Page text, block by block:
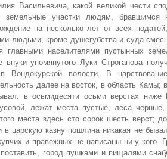
Васильевича, какой великой чести
земельные участки людям, бравшимся
на несколько лет от всех
людьми, кроме душегубства и суда
главными населителями пустынных
внуки упомянутого Луки Строганова
Вондокурской волости. В
далее на восток, в область Камы;
в осьмидесяти осьми верстах
лежат места пустые, леса
места здесь сто сорок шесть верст;
в царскую казну пошлина никакая не
и правежных не написаны ни у кого.
город пушками и пищалями